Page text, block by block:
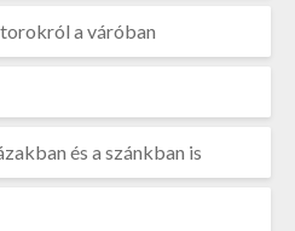
a váróban
és a szánkban is